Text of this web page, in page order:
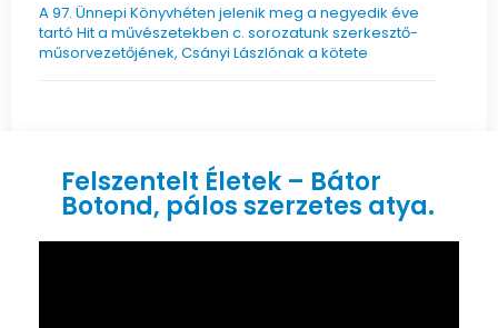
A 97. Ünnepi Könyvhéten jelenik meg a negyedik éve
tartó Hit a művészetekben c. sorozatunk szerkesztő-
műsorvezetőjének, Csányi Lászlónak a kötete
Felszentelt Életek ­– Bátor
Botond, pálos szerzetes atya.